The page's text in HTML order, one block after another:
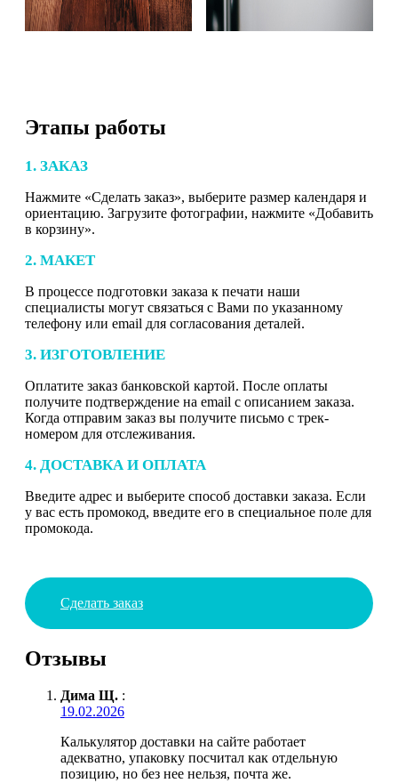
Этапы работы
1. ЗАКАЗ
Нажмите «Сделать заказ», выберите размер календаря и
ориентацию. Загрузите фотографии, нажмите «Добавить
в корзину».
2. МАКЕТ
В процессе подготовки заказа к печати наши
специалисты могут связаться с Вами по указанному
телефону или email для согласования деталей.
3. ИЗГОТОВЛЕНИЕ
Оплатите заказ банковской картой. После оплаты
получите подтверждение на email с описанием заказа.
Когда отправим заказ вы получите письмо с трек-
номером для отслеживания.
4. ДОСТАВКА И ОПЛАТА
Введите адрес и выберите способ доставки заказа. Если
у вас есть промокод, введите его в специальное поле для
промокода.
Сделать заказ
Отзывы
Дима Щ. :
19.02.2026
Калькулятор доставки на сайте работает
адекватно, упаковку посчитал как отдельную
позицию, но без нее нельзя, почта же.